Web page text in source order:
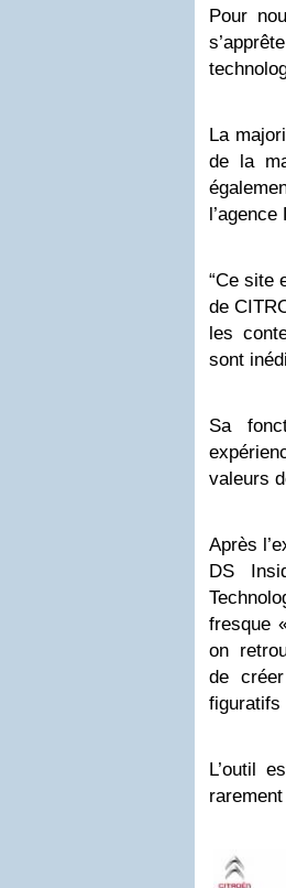
Pour
La
de la
l’agence
“Ce site
de
les
sont
Sa
valeurs
Après
DS
fresque
on
de
figuratifs
L’outil